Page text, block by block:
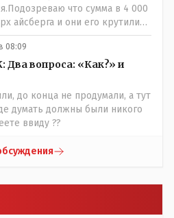
что сумма в 4 000
айсберга и они его крутили
08:09
вопроса: «Как?» и
до конца не продумали, а тут
думать должны были никого
ввиду ??